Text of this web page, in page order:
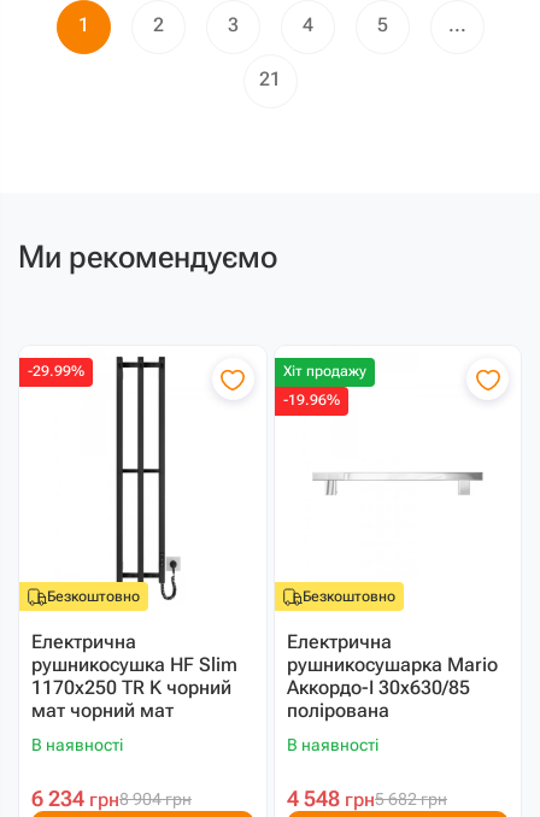
1 2 3 4 5 ...
21
Ми рекомендуємо
Безкоштовно
-29.99%
Електрична
рушникосушка HF Slim
1170х250 TR K чорний
мат чорний мат
В наявності
8 904грн
6 234 грн
Безкоштовно
Хіт продажу
-19.96%
Електрична
рушникосушарка Mario
Аккордо-I 30х630/85
полірована
В наявності
5 682грн
4 548 грн